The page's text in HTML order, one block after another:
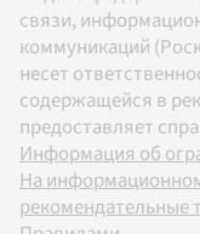
связи,
коммуникаций
несет
содержащейся в
предоставляет
Информация об
На
рекомендательные